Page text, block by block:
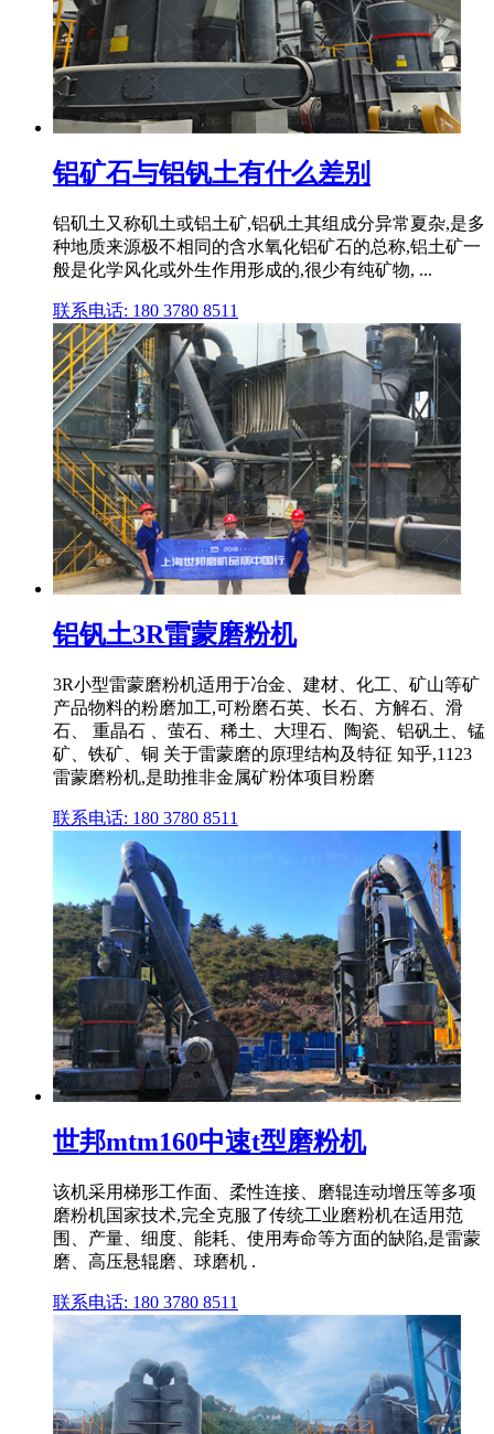
铝矿石与铝钒土有什么差别
铝矶土又称矶土或铝土矿,铝矾土其组成分异常夏杂,是多
种地质来源极不相同的含水氧化铝矿石的总称,铝土矿一
般是化学风化或外生作用形成的,很少有纯矿物, ...
联系电话: 180 3780 8511
铝钒土3R雷蒙磨粉机
3R小型雷蒙磨粉机适用于冶金、建材、化工、矿山等矿
产品物料的粉磨加工,可粉磨石英、长石、方解石、滑
石、 重晶石 、萤石、稀土、大理石、陶瓷、铝矾土、锰
矿、铁矿、铜 关于雷蒙磨的原理结构及特征 知乎,1123
雷蒙磨粉机,是助推非金属矿粉体项目粉磨
联系电话: 180 3780 8511
世邦mtm160中速t型磨粉机
该机采用梯形工作面、柔性连接、磨辊连动增压等多项
磨粉机国家技术,完全克服了传统工业磨粉机在适用范
围、产量、细度、能耗、使用寿命等方面的缺陷,是雷蒙
磨、高压悬辊磨、球磨机 .
联系电话: 180 3780 8511